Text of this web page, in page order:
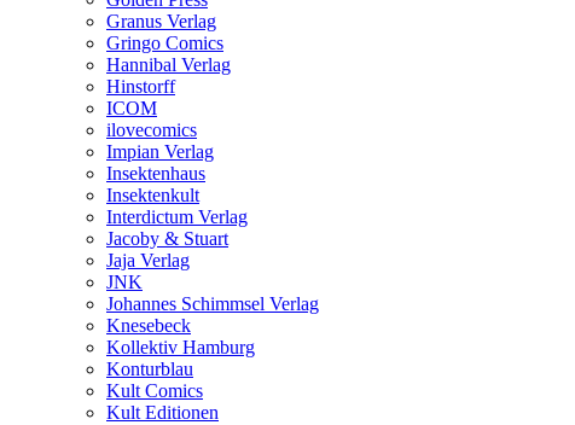
Granus Verlag
Gringo Comics
Hannibal Verlag
Hinstorff
ICOM
ilovecomics
Impian Verlag
Insektenhaus
Insektenkult
Interdictum Verlag
Jacoby & Stuart
Jaja Verlag
JNK
Johannes Schimmsel Verlag
Knesebeck
Kollektiv Hamburg
Konturblau
Kult Comics
Kult Editionen